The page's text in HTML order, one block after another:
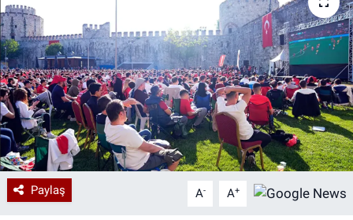
Paylaş A- A+
Kadın
Erişim Bilgileri
Sağlık
Teknoloji